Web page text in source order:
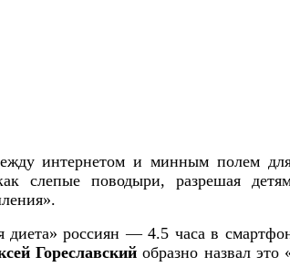
интернетом и минным полем
слепые поводыри, разрешая
россиян — 4.5 часа в
Гореславский образно назвал это